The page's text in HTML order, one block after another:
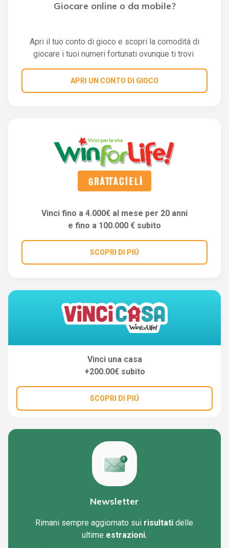
Giocare online o da mobile?
Apri il tuo conto di gioco e scopri la comodità di
giocare i tuoi numeri fortunati ovunque ti trovi
APRI UN CONTO DI GIOCO
Vinci fino a 4.000€ al mese per 20 anni
e fino a 100.000 € subito
SCOPRI DI PIÚ
Vinci una casa
+200.00€ subito
SCOPRI DI PIÚ
Newsletter
Rimani sempre aggiornato sui risultati delle
ultime estrazioni.